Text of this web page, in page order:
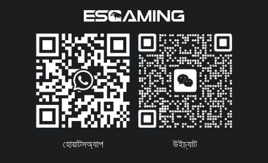
হোয়াটসঅ্যাপ উইচ্যাট